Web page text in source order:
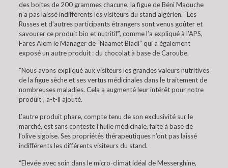
des boites de 200 grammes chacune, la figue de Béni Maouche
n’a pas laissé indifférents les visiteurs du stand algérien. “Les
Russes et d’autres participants étrangers sont venus goûter et
savourer ce produit bio et nutritif”, comme l’a expliqué à l’APS,
Fares Alem le Manager de “Naamet Bladi” qui a également
exposé un autre produit : du chocolat à base de Caroube.
“Nous avons expliqué aux visiteurs les grandes valeurs nutritives
de la figue sèche et ses vertus médicinales dans le traitement de
nombreuses maladies. Cela a augmenté leur intérêt pour notre
produit”, a-t-il ajouté.
L’autre produit phare, compte tenu de son exclusivité sur le
marché, est sans conteste l’huile médicinale, faite à base de
l’olive sigoise. Ses propriétés thérapeutiques n’ont pas laissé
indifférents les différents visiteurs du stand.
“Elevée avec soin dans le micro-climat idéal de Messerghine,